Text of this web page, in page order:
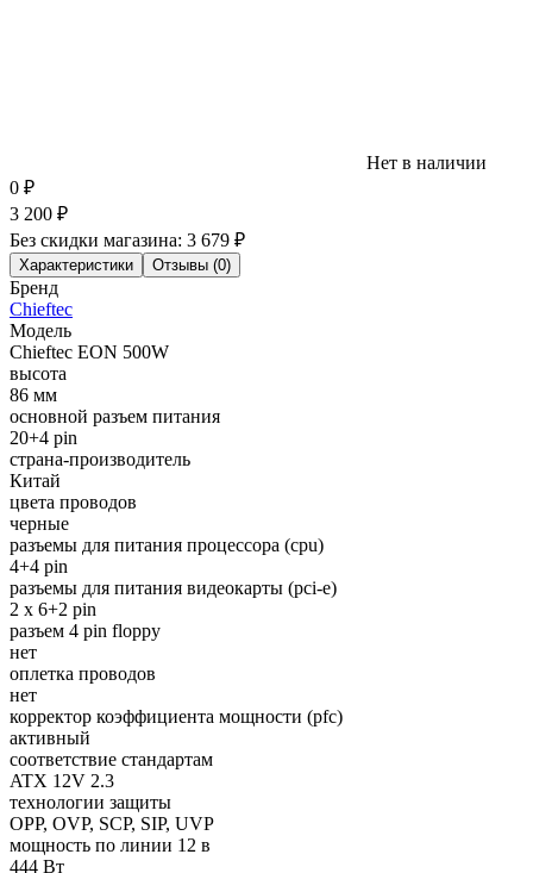
Нет в наличии
0 ₽
3 200 ₽
Без скидки магазина: 3 679 ₽
Характеристики Отзывы (0)
Бренд
Chieftec
Модель
Chieftec EON 500W
высота
86 мм
основной разъем питания
20+4 pin
страна-производитель
Китай
цвета проводов
черные
разъемы для питания процессора (cpu)
4+4 pin
разъемы для питания видеокарты (pci-e)
2 x 6+2 pin
разъем 4 pin floppy
нет
оплетка проводов
нет
корректор коэффициента мощности (pfc)
активный
соответствие стандартам
ATX 12V 2.3
технологии защиты
OPP, OVP, SCP, SIP, UVP
мощность по линии 12 в
444 Вт